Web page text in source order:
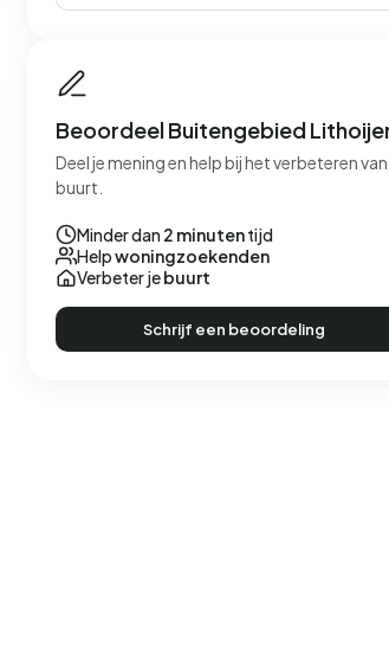
Beoordeel Buitengebied
Deel je mening en help bij het verbeteren
buurt.
Minder dan 2 minutentijd
Helpwoningzoekenden
Verbeter jebuurt
Schrijf een beoordeling